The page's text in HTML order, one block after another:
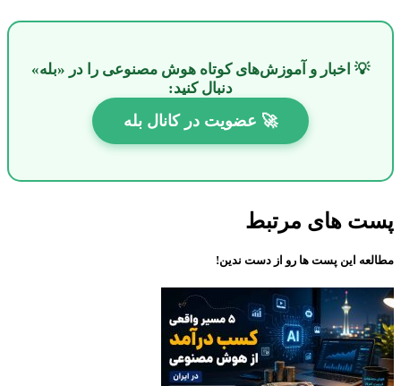
💡 اخبار و آموزش‌های کوتاه هوش مصنوعی را در «بله»
دنبال کنید:
🚀 عضویت در کانال بله
پست های مرتبط
مطالعه این پست ها رو از دست ندین!